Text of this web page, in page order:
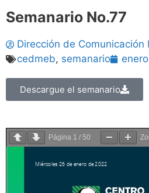
Semanario No.77
Dirección de Comunicación
cedmeb, semanario
Descargue el semanario
Página 1 / 50